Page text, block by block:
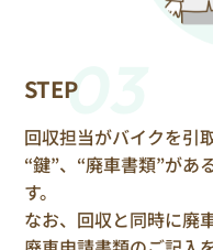
STEP03
回収担当がバイクを引
“鍵”、“廃車書類”があ
す。
なお、回収と同時に廃